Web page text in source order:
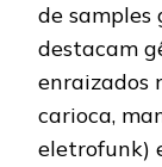
de samples
destacam
enraizados
carioca,
eletrofunk)